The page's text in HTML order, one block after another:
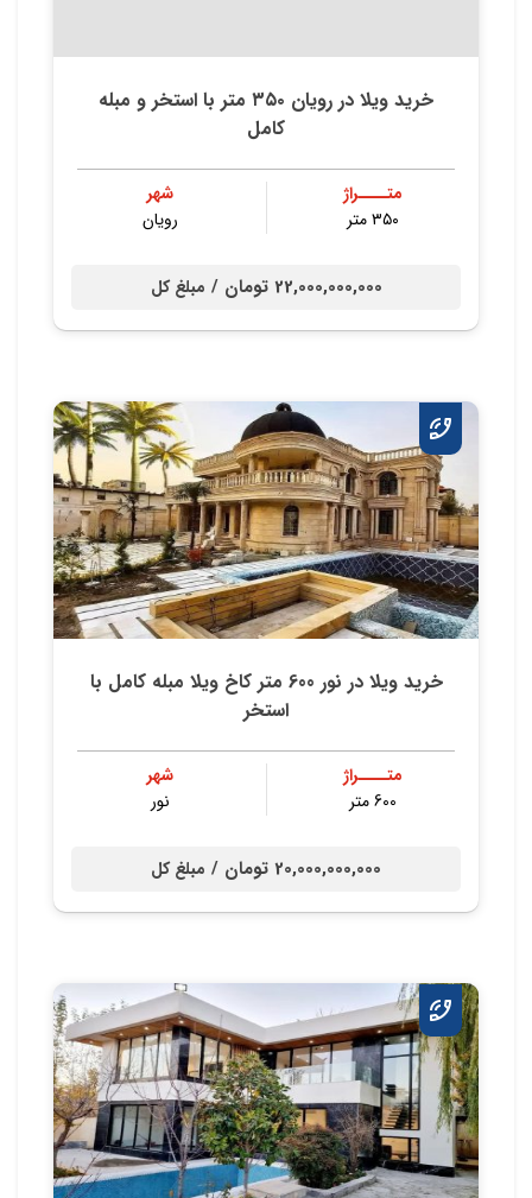
خرید ویلا در رویان ۳۵۰ متر با استخر و مبله
کامل
متــــراژ
۳۵۰ متر
شهر
رویان
22,000,000,000 تومان / مبلغ کل
خرید ویلا در نور 600 متر کاخ ویلا مبله کامل با
استخر
متــــراژ
600 متر
شهر
نور
20,000,000,000 تومان / مبلغ کل